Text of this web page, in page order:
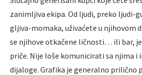
zanimljiva ekipa. Od ljudi, preko ljudi-
gljiva-momaka, uživaćete u njihovom
se njihove otkačene ličnosti… ili bar,
priče. Nije loše komunicirati sa njima i
dijaloge. Grafika je generalno prilično